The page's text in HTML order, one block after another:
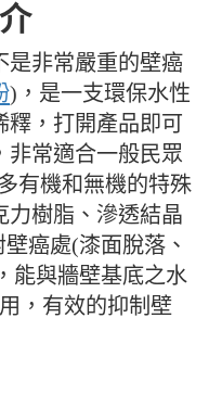
是非常嚴重的壁癌
)，是一支環保水性
釋，打開產品即可
非常適合一般民眾
有機和無機的特殊
力樹脂、滲透結晶
癌處(漆面脫落、
能與牆壁基底之水
，有效的抑制壁